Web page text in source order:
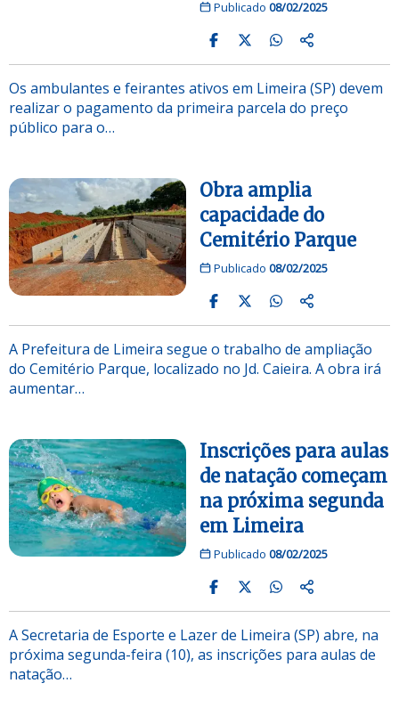
Publicado 08/02/2025
Os ambulantes e feirantes ativos em Limeira (SP) devem
realizar o pagamento da primeira parcela do preço
público para o…
Obra amplia
capacidade do
Cemitério Parque
Publicado 08/02/2025
A Prefeitura de Limeira segue o trabalho de ampliação
do Cemitério Parque, localizado no Jd. Caieira. A obra irá
aumentar…
Inscrições para aulas
de natação começam
na próxima segunda
em Limeira
Publicado 08/02/2025
A Secretaria de Esporte e Lazer de Limeira (SP) abre, na
próxima segunda-feira (10), as inscrições para aulas de
natação…